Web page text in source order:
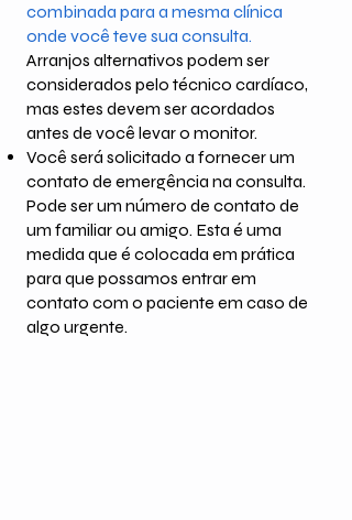
combinada para a mesma clínica
onde você teve sua consulta.
Arranjos alternativos podem ser
considerados pelo técnico cardíaco,
mas estes devem ser acordados
antes de você levar o monitor.
Você será solicitado a fornecer um
contato de emergência na consulta.
Pode ser um número de contato de
um familiar ou amigo. Esta é uma
medida que é colocada em prática
para que possamos entrar em
contato com o paciente em caso de
algo urgente.